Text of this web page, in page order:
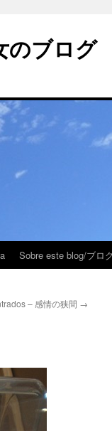
のブログ
Sobre este blog/ブロ
– 感情の狭間 →